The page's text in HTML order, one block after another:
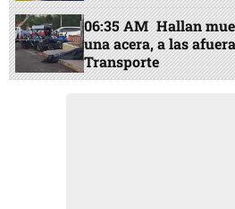
06:35 AM Hallan
una acera, a las
Transporte